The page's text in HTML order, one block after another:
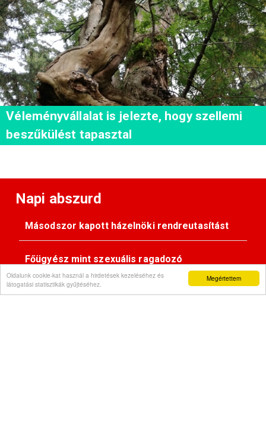
Megértettem
Oldalunk cookie-kat használ a hirdetések kezeléséhez és
látogatási statisztikák gyűjtéséhez.
Véleményvállalat is jelezte, hogy szellemi
beszűkülést tapasztal
Napi abszurd
Másodszor kapott házelnöki rendreutasítást
Főügyész mint szexuális ragadozó
Pimasz önkényúr